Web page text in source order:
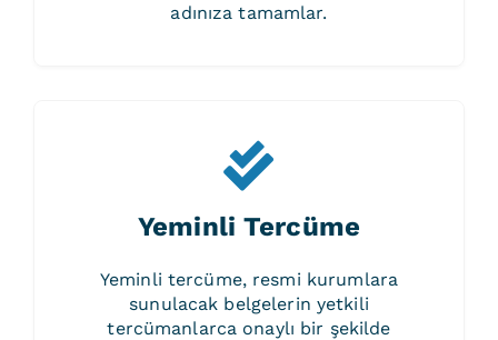
adınıza tamamlar.
Yeminli Tercüme
Yeminli tercüme, resmi kurumlara
sunulacak belgelerin yetkili
tercümanlarca onaylı bir şekilde